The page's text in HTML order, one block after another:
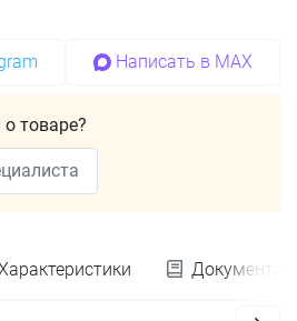
Написать в MAX
товаре?